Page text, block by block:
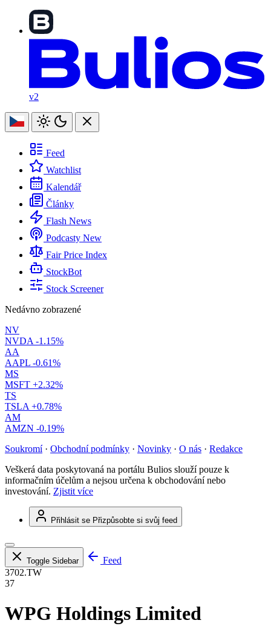
v2
Feed
Watchlist
Kalendář
Články
Flash News
Podcasty New
Fair Price Index
StockBot
Stock Screener
Nedávno zobrazené
NV
NVDA -1.15%
AA
AAPL -0.61%
MS
MSFT +2.32%
TS
TSLA +0.78%
AM
AMZN -0.19%
Soukromí · Obchodní podmínky · Novinky · O nás · Redakce
Veškerá data poskytovaná na portálu Bulios slouží pouze k
informačním účelům a nejsou určena k obchodování nebo
investování. Zjistit více
Přihlásit se Přizpůsobte si svůj feed
Toggle Sidebar
Feed
3702.TW
37
WPG Holdings Limited